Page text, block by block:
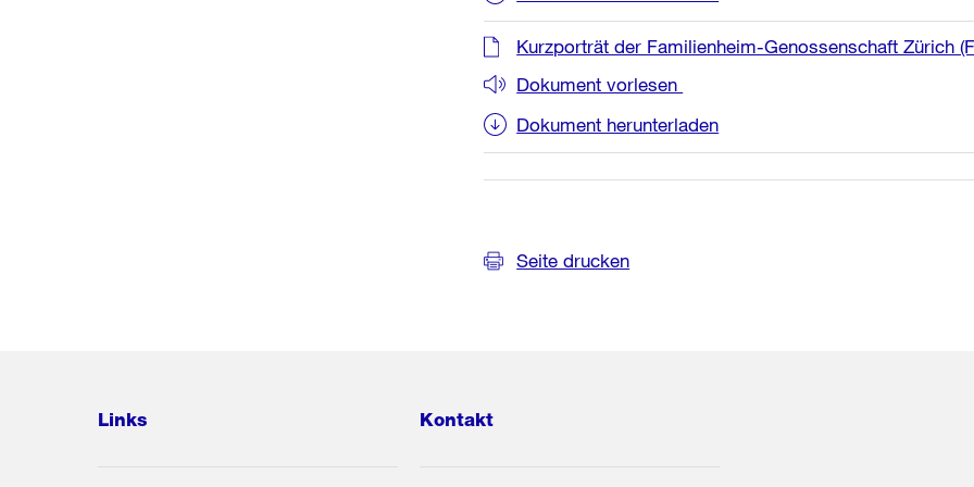
Kurzporträt der Familienheim-Genossenschaft Zürich
Dokument vorlesen
Dokument herunterladen
Seite drucken
Links Kontakt